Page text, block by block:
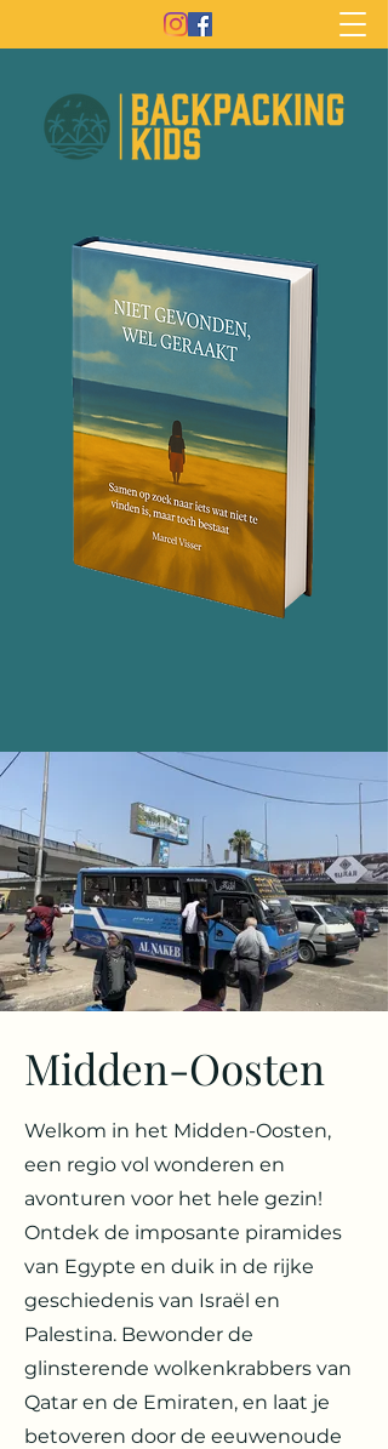
Midden-Oosten
Welkom in het Midden-Oosten,
een regio vol wonderen en
avonturen voor het hele gezin!
Ontdek de imposante piramides
van Egypte en duik in de rijke
geschiedenis van Israël en
Palestina. Bewonder de
glinsterende wolkenkrabbers van
Qatar en de Emiraten, en laat je
betoveren door de eeuwenoude